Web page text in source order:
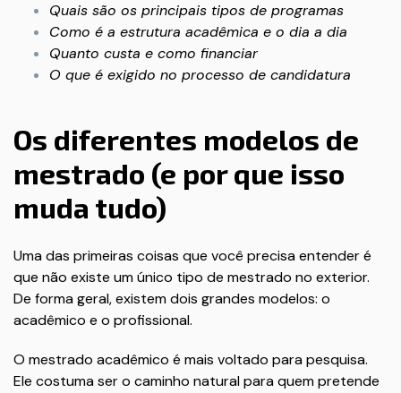
Quais são os principais tipos de programas
Como é a estrutura acadêmica e o dia a dia
Quanto custa e como financiar
O que é exigido no processo de candidatura
Os diferentes modelos de
mestrado (e por que isso
muda tudo)
Uma das primeiras coisas que você precisa entender é
que não existe um único tipo de mestrado no exterior.
De forma geral, existem dois grandes modelos: o
acadêmico e o profissional.
O mestrado acadêmico é mais voltado para pesquisa.
Ele costuma ser o caminho natural para quem pretende